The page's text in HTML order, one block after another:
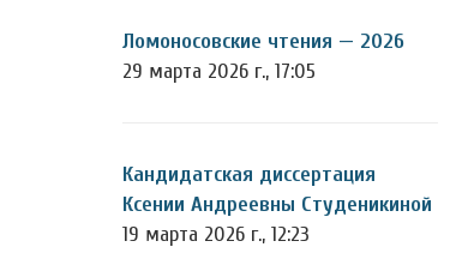
Ломоносовские чтения — 2026
29 марта 2026 г., 17:05
Кандидатская диссертация
Ксении Андреевны Студеникиной
19 марта 2026 г., 12:23